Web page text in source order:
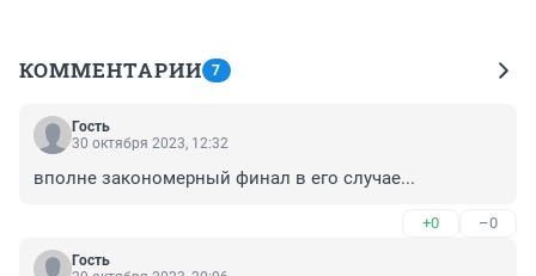
КОММЕНТАРИИ 7
Гость
30 октября 2023, 12:32
вполне закономерный финал в его случае...
+0 –0
Гость